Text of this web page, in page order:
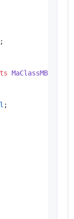
;
MaClassMBean
;